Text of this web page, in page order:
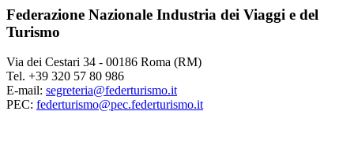
Federazione Nazionale Industria dei Viaggi e del
Turismo
Via dei Cestari 34 - 00186 Roma (RM)
Tel. +39 320 57 80 986
E-mail: segreteria@federturismo.it
PEC: federturismo@pec.federturismo.it